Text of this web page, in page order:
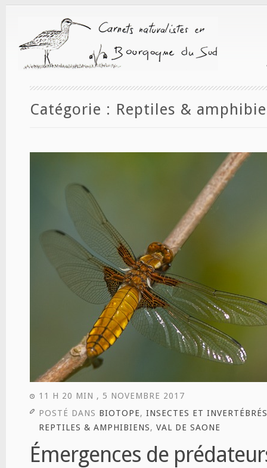
Catégorie : Reptiles &
11 H 20 MIN , 5 NOVEMBRE 2017
POSTÉ DANS BIOTOPE, INSECTES ET INVERTÉBRÉS
REPTILES & AMPHIBIENS, VAL DE SAONE
Émergences de